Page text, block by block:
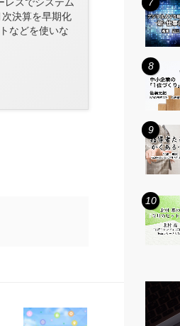
レスでシステム
決算を早期化
などを使いな
8
9
10